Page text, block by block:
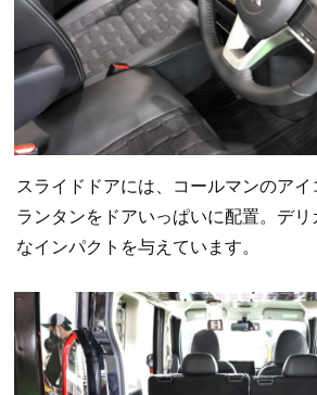
スライドドアには、コールマンのア
ランタンをドアいっぱいに配置。デ
なインパクトを与えています。